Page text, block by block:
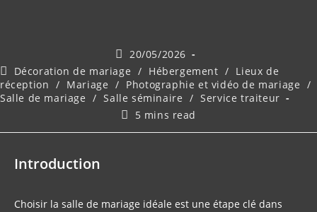
Publication
publiée :
20/05/2026
Post
category:
Décoration de mariage / Hébergement / Lieux de
réception / Mariage / Photographie et vidéo de mariage /
Salle de mariage / Salle séminaire / Service traiteur
Temps5 mins read
Introduction
Choisir la salle de mariage idéale est une étape clé dans